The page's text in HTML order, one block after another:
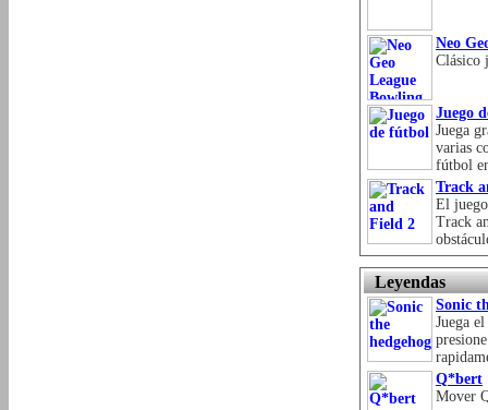
Neo
Clásico
Juego
Juega
varias
fútbol
Track
El
Track
Leyendas
Sonic
Juega
Q*bert
Mover